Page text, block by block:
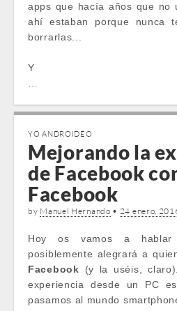
apps que hacía años que no
ahí estaban porque nunca
borrarlas...
Y
YO ANDROIDEO
Mejorando la
de Facebook
Facebook
by Manuel Hernando • 24 enero,
Hoy os vamos a
posiblemente alegrará a
Facebook (y la uséis,
experiencia desde un PC
pasamos al mundo